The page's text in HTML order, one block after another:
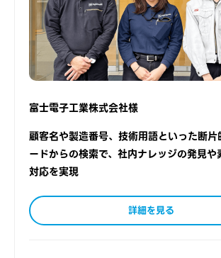
富士電子工業株式会社様
顧客名や製造番号、技術用語といった断片
ードからの検索で、社内ナレッジの発見や
対応を実現
詳細を見る